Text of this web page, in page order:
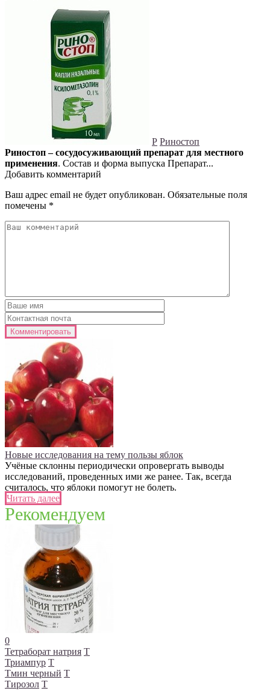
Р Риностоп
Риностоп – сосудосуживающий препарат для местного
применения. Состав и форма выпуска Препарат...
Добавить комментарий
Ваш адрес email не будет опубликован. Обязательные поля
помечены *
Новые исследования на тему пользы яблок
Учёные склонны периодически опровергать выводы
исследований, проведенных ими же ранее. Так, всегда
считалось, что яблоки помогут не болеть.
Читать далее
Рекомендуем
0
Тетраборат натрия Т
Триампур Т
Тмин черный Т
Тирозол Т